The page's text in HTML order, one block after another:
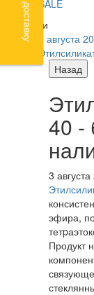
SALE
Новости
3 августа
Назад
40 -
3
эфира,
Продукт